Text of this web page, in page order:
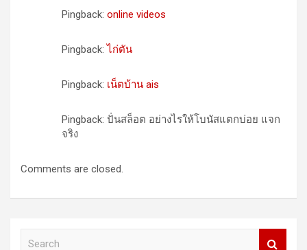
Pingback: online videos
Pingback:ไก่ตัน
Pingback: เน็ตบ้าน ais
Pingback: ปั่นสล็อต อย่างไรให้โบนัสแตกบ่อย แจก
จริง
Comments are closed.